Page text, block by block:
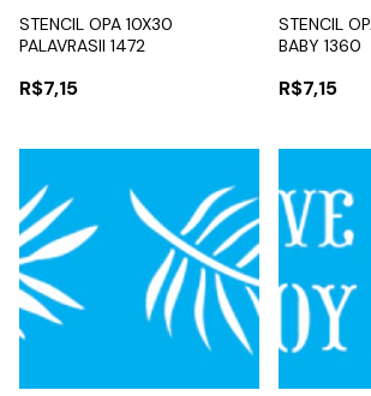
STENCIL OPA 10X30
PALAVRASII 1472
R$7,15
STENCIL
BABY 1360
R$7,15